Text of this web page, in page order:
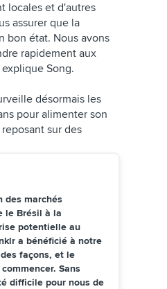
locales et d'autres
assurer que la
bon état. Nous avons
rapidement aux
Song.
désormais les
pour alimenter son
sur des
des marchés
le Brésil à la
potentielle au
a bénéficié à notre
façons, et le
Sans
difficile pour nous de